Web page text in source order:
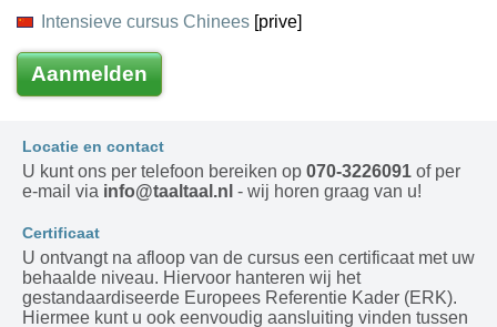
Intensieve cursus Chinees [prive]
Aanmelden
Locatie en contact
U kunt ons per telefoon bereiken op 070-3226091 of per
e-mail via info@taaltaal.nl - wij horen graag van u!
Certificaat
U ontvangt na afloop van de cursus een certificaat met uw
behaalde niveau. Hiervoor hanteren wij het
gestandaardiseerde Europees Referentie Kader (ERK).
Hiermee kunt u ook eenvoudig aansluiting vinden tussen